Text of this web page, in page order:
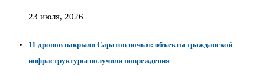
23 июля, 2026
11 дронов накрыли Саратов ночью: объекты гражданской
инфраструктуры получили повреждения